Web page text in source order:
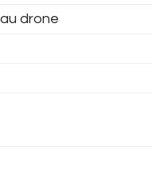
drone